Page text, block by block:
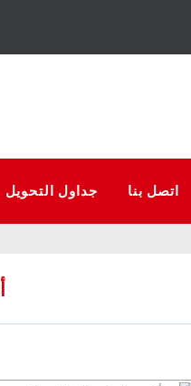
اتصل بنا جداول التحويل